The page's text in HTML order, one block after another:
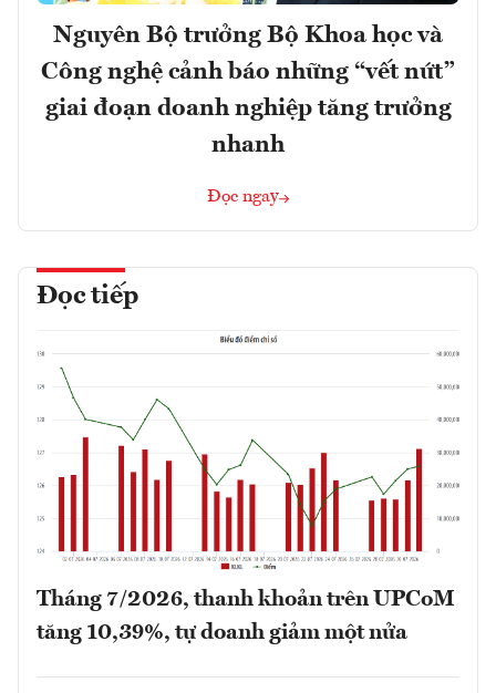
Nguyên Bộ trưởng Bộ Khoa học và
Công nghệ cảnh báo những “vết nứt”
giai đoạn doanh nghiệp tăng trưởng
nhanh
Đọc ngay
Đọc tiếp
Tháng 7/2026, thanh khoản trên UPCoM
tăng 10,39%, tự doanh giảm một nửa